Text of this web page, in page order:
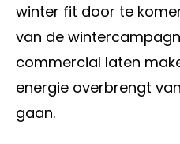
winter fit door te
van de
commercial laten
energie overbrengt
gaan.